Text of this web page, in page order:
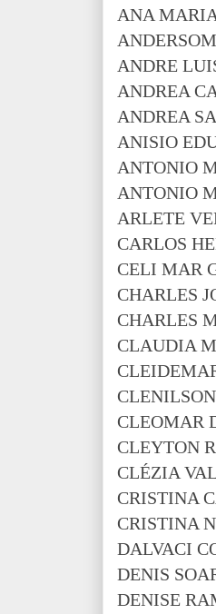
ANA
ANDRE
ANDREA
ANDREA
ANISIO
ANTONIO
ANTONIO
ARLETE
CARLOS
CELI MAR
CHARLES
CHARLES
CLAUDIA
CLEOMAR
CLEYTON
CLÉZIA
CRISTINA
CRISTINA
DALVACI
DENIS
DENISE